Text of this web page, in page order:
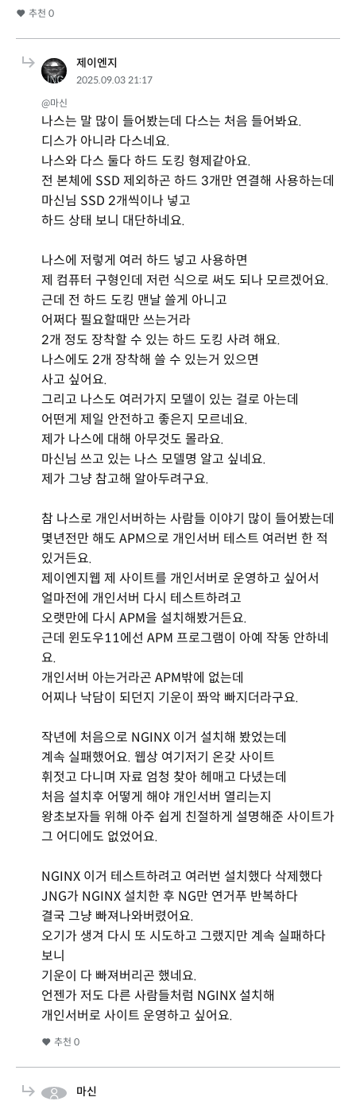
추천 0
제이엔지
2025.09.03 21:17
@마신
나스는 말 많이 들어봤는데 다스는 처음 들어봐요.
디스가 아니라 다스네요.
나스와 다스 둘다 하드 도킹 형제같아요.
전 본체에 SSD 제외하곤 하드 3개만 연결해 사용하는데
마신님 SSD 2개씩이나 넣고
하드 상태 보니 대단하네요.
나스에 저렇게 여러 하드 넣고 사용하면
제 컴퓨터 구형인데 저런 식으로 써도 되나 모르겠어요.
근데 전 하드 도킹 맨날 쓸게 아니고
어쩌다 필요할때만 쓰는거라
2개 정도 장착할 수 있는 하드 도킹 사려 해요.
나스에도 2개 장착해 쓸 수 있는거 있으면
사고 싶어요.
그리고 나스도 여러가지 모델이 있는 걸로 아는데
어떤게 제일 안전하고 좋은지 모르네요.
제가 나스에 대해 아무것도 몰라요.
마신님 쓰고 있는 나스 모델명 알고 싶네요.
제가 그냥 참고해 알아두려구요.
참 나스로 개인서버하는 사람들 이야기 많이 들어봤는데
몇년전만 해도 APM으로 개인서버 테스트 여러번 한 적
있거든요.
제이엔지웹 제 사이트를 개인서버로 운영하고 싶어서
얼마전에 개인서버 다시 테스트하려고
오랫만에 다시 APM을 설치해봤거든요.
근데 윈도우11에선 APM 프로그램이 아예 작동 안하네
요.
개인서버 아는거라곤 APM밖에 없는데
어찌나 낙담이 되던지 기운이 쫘악 빠지더라구요.
작년에 처음으로 NGINX 이거 설치해 봤었는데
계속 실패했어요. 웹상 여기저기 온갖 사이트
휘젓고 다니며 자료 엄청 찾아 헤매고 다녔는데
처음 설치후 어떻게 해야 개인서버 열리는지
왕초보자들 위해 아주 쉽게 친절하게 설명해준 사이트가
그 어디에도 없었어요.
NGINX 이거 테스트하려고 여러번 설치했다 삭제했다
JNG가 NGINX 설치한 후 NG만 연거푸 반복하다
결국 그냥 빠져나와버렸어요.
오기가 생겨 다시 또 시도하고 그랬지만 계속 실패하다
보니
기운이 다 빠져버리곤 했네요.
언젠가 저도 다른 사람들처럼 NGINX 설치해
개인서버로 사이트 운영하고 싶어요.
추천 0
마신